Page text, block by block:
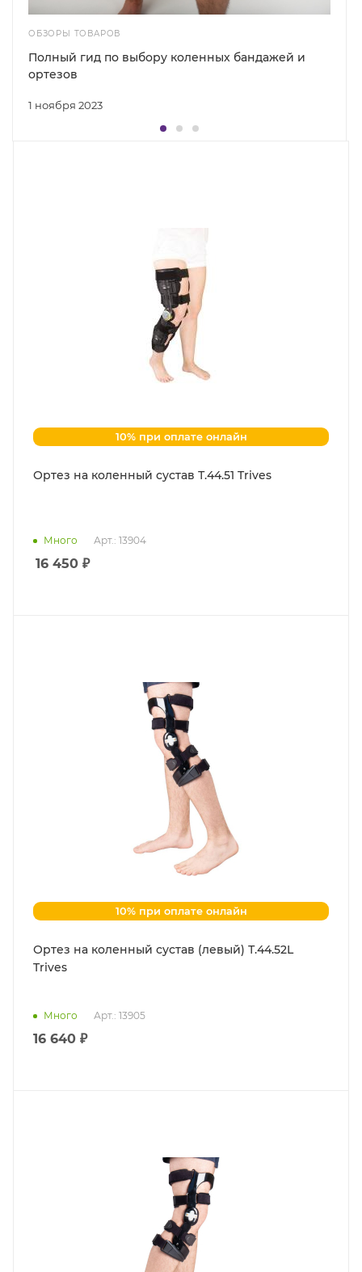
ОБЗОРЫ ТОВАРОВ
1 ноября 2023
Полный гид по выбору коленных бандажей и
ортезов
10% при оплате онлайн
Ортез на коленный сустав Т.44.51 Trives
Много Арт.: 13904
16 450 ₽
10% при оплате онлайн
Ортез на коленный сустав (левый) Т.44.52L
Trives
Много Арт.: 13905
16 640 ₽